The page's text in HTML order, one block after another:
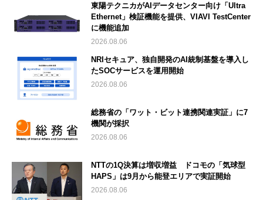
東陽テクニカがAIデータセンター向け「Ultra
Ethernet」検証機能を提供、VIAVI TestCenter
に機能追加
2026.08.06
NRIセキュア、独自開発のAI統制基盤を導入し
たSOCサービスを運用開始
2026.08.06
総務省の「ワット・ビット連携関連実証」に7
機関が採択
2026.08.06
NTTの1Q決算は増収増益 ドコモの「気球型
HAPS」は9月から能登エリアで実証開始
2026.08.06